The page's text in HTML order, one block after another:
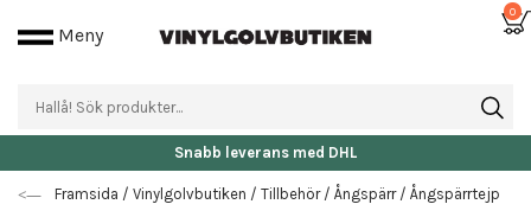
Meny
0
Snabb leverans med DHL
Framsida / Vinylgolvbutiken / Tillbehör / Ångspärr / Ångspärrtejp